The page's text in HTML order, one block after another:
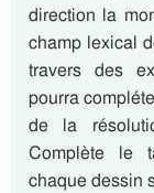
direction la
champ lexical
travers des
pourra
de la
Complète le
chaque dessin